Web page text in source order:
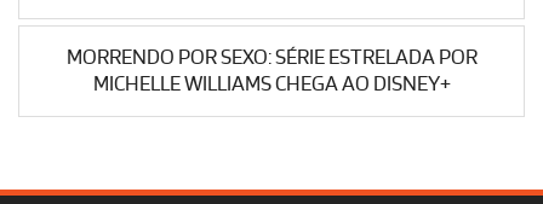
MORRENDO POR SEXO: SÉRIE ESTRELADA POR
MICHELLE WILLIAMS CHEGA AO DISNEY+